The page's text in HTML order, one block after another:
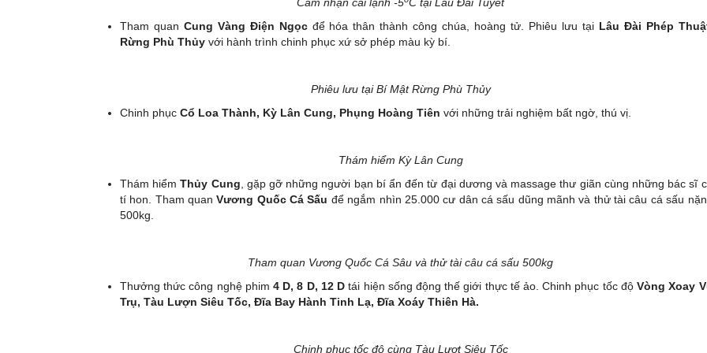
Tham quan Cung Vàng Điện Ngọcđể hóa thân thành công chúa, hoàng tử. Phiêu lưu tại Lâu Đài Phép
Rừng Phù Thủy với hành trình chinh phục xứ sở phép màu kỳ bí.
Phiêu lưu tại Bí Mật Rừng Phù Thủy
Chinh phục Cổ Loa Thành, Kỳ Lân Cung, Phụng Hoàng Tiên với những trải nghiệm bất ngờ, thú vị.
Thám hiểm Kỳ Lân Cung
Thám hiểmThủy Cung , gặp gỡ những người bạn bí ẩn đến từ đại dương và massage thư giãn cùng những bác sĩ
tí hon. Tham quanVương Quốc Cá Sấu để ngắm nhìn 25.000 cư dân cá sấu dũng mãnh và thử tài câu cá sấu
500kg.
Tham quan Vương Quốc Cá Sâu và thử tài câu cá sấu 500kg
Thưởng thức công nghệ phim4 D, 8 D, 12 D tái hiện sống động thế giới thực tế ảo. Chinh phục tốc độVòng Xoay
Trụ, Tàu Lượn Siêu Tốc, Đĩa Bay Hành Tinh Lạ, Đĩa Xoáy Thiên Hà.
Chinh phục tốc độ cùng Tàu Lượt Siêu Tốc